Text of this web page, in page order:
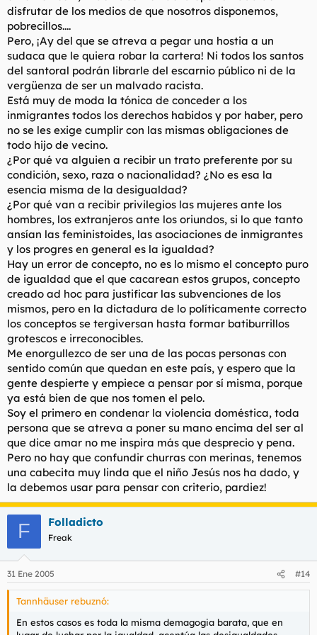
disfrutar de los medios de que nosotros disponemos,
pobrecillos....
Pero, ¡Ay del que se atreva a pegar una hostia a un
sudaca que le quiera robar la cartera! Ni todos los santos
del santoral podrán librarle del escarnio público ni de la
vergüenza de ser un malvado racista.
Está muy de moda la tónica de conceder a los
inmigrantes todos los derechos habidos y por haber, pero
no se les exige cumplir con las mismas obligaciones de
todo hijo de vecino.
¿Por qué va alguien a recibir un trato preferente por su
condición, sexo, raza o nacionalidad? ¿No es esa la
esencia misma de la desigualdad?
¿Por qué van a recibir privilegios las mujeres ante los
hombres, los extranjeros ante los oriundos, si lo que tanto
ansían las feministoides, las asociaciones de inmigrantes
y los progres en general es la igualdad?
Hay un error de concepto, no es lo mismo el concepto puro
de igualdad que el que cacarean estos grupos, concepto
creado ad hoc para justificar las subvenciones de los
mismos, pero en la dictadura de lo políticamente correcto
los conceptos se tergiversan hasta formar batiburrillos
grotescos e irreconocibles.
Me enorgullezco de ser una de las pocas personas con
sentido común que quedan en este país, y espero que la
gente despierte y empiece a pensar por sí misma, porque
ya está bien de que nos tomen el pelo.
Soy el primero en condenar la violencia doméstica, toda
persona que se atreva a poner su mano encima del ser al
que dice amar no me inspira más que desprecio y pena.
Pero no hay que confundir churras con merinas, tenemos
una cabecita muy linda que el niño Jesús nos ha dado, y
la debemos usar para pensar con criterio, pardiez!
F Folladicto
Freak
31 Ene 2005 #14
Tannhäuser rebuznó:
En estos casos es toda la misma demagogia barata, que en